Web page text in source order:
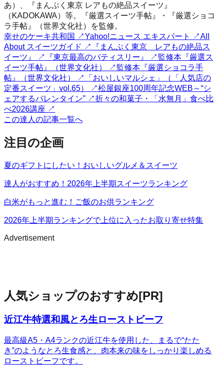
あ）、『まんぷく東京 レアもの絶品スイーツ』
（KADOKAWA）等。『厳選スイーツ手帖』・『厳選ショコ
ラ手帖』（世界文化社）を監修。
幸せのケーキ共和国 ↗Yahoo!ニュース エキスパート ↗All
About スイーツガイド ↗
『まんぷく東京 レアもの絶品ス
イーツ』
↗ 『東京最高のパティスリー』 ↗ 監修本『厳選ス
イーツ手帖』（世界文化社）
↗ 監修本『厳選ショコラ手
帖』（世界文化社）
↗
「おいしいマルシェ」（「人気店の
定番スイーツ」vol.65）
↗松屋銀座100周年記念WEB～“シ
ェアするバレンタイン” ↗折々の和菓子・「水無月」食べ比
べ2026講座 ↗
この達人の記事一覧へ
注目の企画
夏のギフトにしたい！おいしいグルメ＆スイーツ
達人がおすすめ！2026年上半期スイーツランキング
白米がもっと進む！ご飯のお供ランキング
2026年上半期ランキングで上位に入ったお取り寄せ特集
Advertisement
人気ショップのおすすめ[PR]
近江牛特選和風とろ生ローストビーフ
最高級A5・A4ランクの近江牛を使用した、まるで“たた
き”のようなとろ生食感と、肉本来の味をしっかり楽しめる
ローストビーフです。